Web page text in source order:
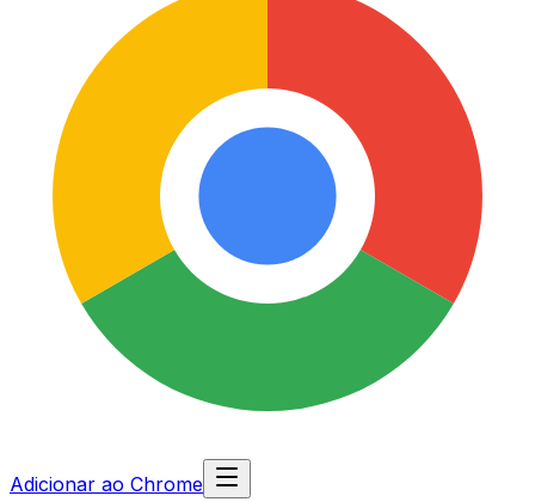
Adicionar ao Chrome